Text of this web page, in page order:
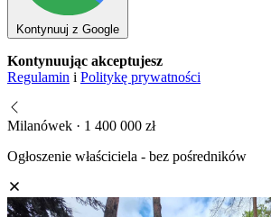
Kontynuuj z Google
Kontynuując akceptujesz
Regulamin i Politykę prywatności
Milanówek · 1 400 000 zł
Ogłoszenie właściciela - bez pośredników